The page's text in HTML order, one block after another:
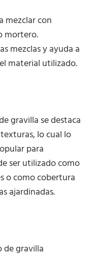
mezclar con
mortero.
mezclas y ayuda a
material utilizado.
gravilla se destaca
lo cual lo
para
ser utilizado como
o como cobertura
ajardinadas.
de gravilla